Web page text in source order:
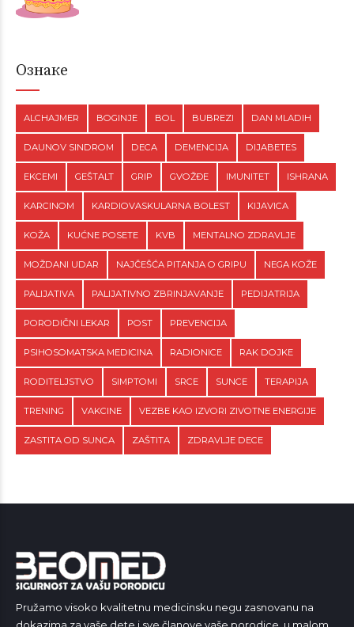
Ознаке
ALCHAJMER BOGINJE BOL BUBREZI DAN MLADIH
DAUNOV SINDROM DECA DEMENCIJA DIJABETES
EKCEMI GEŠTALT GRIP GVOŽĐE IMUNITET ISHRANA
KARCINOM KARDIOVASKULARNA BOLEST KIJAVICA
KOŽA KUĆNE POSETE KVB MENTALNO ZDRAVLJE
MOŽDANI UDAR NAJČEŠĆA PITANJA O GRIPU NEGA KOŽE
PALIJATIVA PALIJATIVNO ZBRINJAVANJE PEDIJATRIJA
PORODIČNI LEKAR POST PREVENCIJA
PSIHOSOMATSKA MEDICINA RADIONICE RAK DOJKE
RODITELJSTVO SIMPTOMI SRCE SUNCE TERAPIJA
TRENING VAKCINE VEZBE KAO IZVORI ZIVOTNE ENERGIJE
ZASTITA OD SUNCA ZAŠTITA ZDRAVLJE DECE
Pružamo visoko kvalitetnu medicinsku negu zasnovanu na